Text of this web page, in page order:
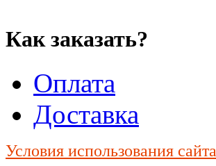
Как заказать?
Оплата
Доставка
Условия использования сайта